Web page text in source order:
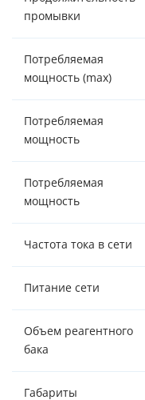
промывки
Потребляемая
мощность (max)
Потребляемая
мощность
Потребляемая
мощность
Частота тока в сети
Питание сети
Объем реагентного
бака
Габариты